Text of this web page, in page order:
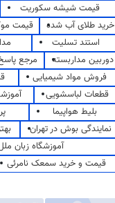
قیمت شیشه سکوریت
خرید طلای آب شده
قیمت
استند تسلیت
دوربین مداربسته
مرجع
فروش مواد شیمیایی
قطعات لباسشویی
بلیط هواپیما
نمایندگی بوش در تهران
آموزشگاه زبان
قیمت و خرید سمعک نامرئی